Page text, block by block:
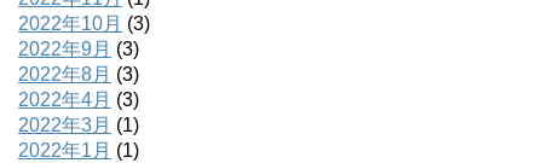
2022年10月 (3)
2022年9月 (3)
2022年8月 (3)
2022年4月 (3)
2022年3月 (1)
2022年1月 (1)